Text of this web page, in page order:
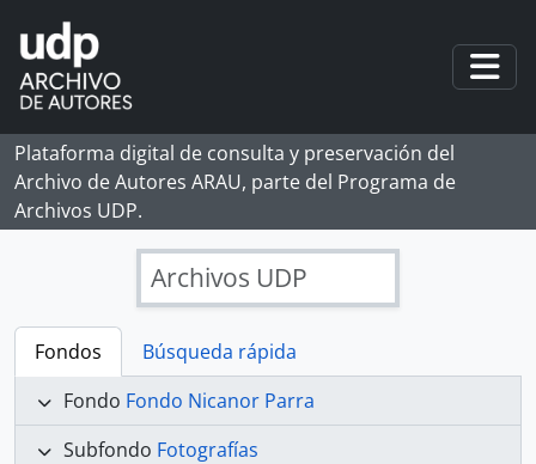
Skip to main content
Plataforma digital de consulta y preservación del
Archivo de Autores ARAU, parte del Programa de
Archivos UDP.
Archivos UDP
Fondos
Búsqueda rápida
Fondo Fondo Nicanor Parra
Subfondo Fotografías